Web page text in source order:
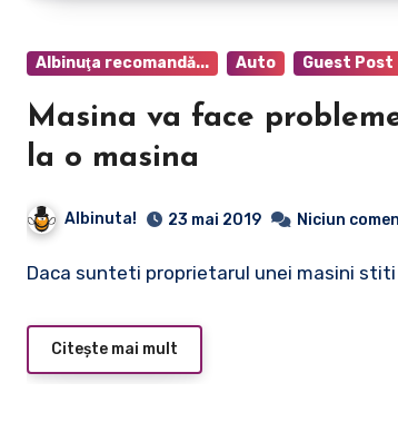
Albinuţa recomandă... Auto Guest Post
Masina va face probleme? +8 cele mai des intalnite
la o masina
Albinuta! 23 mai 2019 Niciun
Daca sunteti proprietarul unei masini
Citește mai mult